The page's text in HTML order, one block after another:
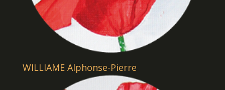
WILLIAME Alphonse-Pierre